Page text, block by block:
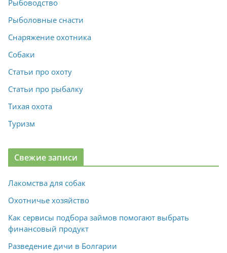
Рыбоводство
Рыболовные снасти
Снаряжение охотника
Собаки
Статьи про охоту
Статьи про рыбалку
Тихая охота
Туризм
Свежие записи
Лакомства для собак
Охотничье хозяйство
Как сервисы подбора займов помогают выбрать
финансовый продукт
Разведение дичи в Болгарии